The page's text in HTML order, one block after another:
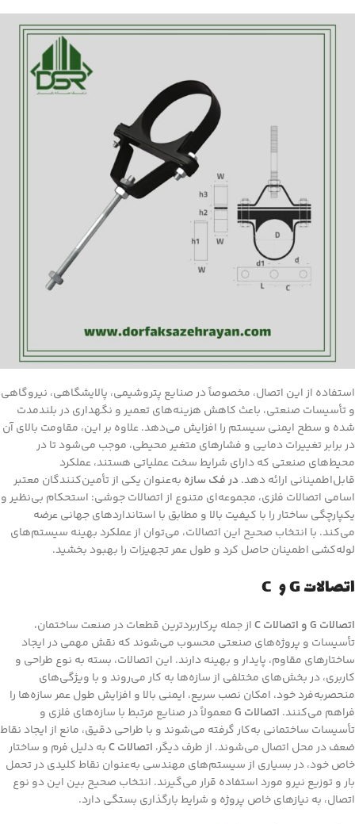
استفاده از این اتصال، مخصوصاً در صنایع پتروشیمی، پالایشگاهی، نیروگاهی
و تأسیسات صنعتی، باعث کاهش هزینه‌های تعمیر و نگهداری در بلندمدت
شده و سطح ایمنی سیستم را افزایش می‌دهد. علاوه بر این، مقاومت بالای آن
در برابر تغییرات دمایی و فشارهای متغیر محیطی، موجب می‌شود تا در
محیط‌های صنعتی که دارای شرایط سخت عملیاتی هستند، عملکرد
قابل‌اطمینانی ارائه دهد. در فک سازه به‌عنوان یکی از تأمین‌کنندگان معتبر
اسامی اتصالات فلزی، مجموعه‌ای متنوع از اتصالات جوشی: استحکام بی‌نظیر و
یکپارچگی ساختار را با کیفیت بالا و مطابق با استانداردهای جهانی عرضه
می‌کند. با انتخاب صحیح این اتصالات، می‌توان از عملکرد بهینه سیستم‌های
لوله‌کشی اطمینان حاصل کرد و طول عمر تجهیزات را بهبود بخشید.
اتصالات G و C
اتصالات G و اتصالات C
از جمله پرکاربردترین قطعات در صنعت ساختمان،
تأسیسات و پروژه‌های صنعتی محسوب می‌شوند که نقش مهمی در ایجاد
ساختارهای مقاوم، پایدار و بهینه دارند. این اتصالات، بسته به نوع طراحی و
کاربری، در بخش‌های مختلفی از سازه‌ها به کار می‌روند و با ویژگی‌های
منحصر‌به‌فرد خود، امکان نصب سریع، ایمنی بالا و افزایش طول عمر سازه‌ها را
فراهم می‌کنند. اتصالات G
معمولاً در صنایع مرتبط با سازه‌های فلزی و
تأسیسات ساختمانی به‌کار گرفته می‌شوند و با طراحی دقیق، مانع از ایجاد نقاط
ضعف در محل اتصال می‌شوند. از طرف دیگر، اتصالات C
به دلیل فرم و ساختار
خاص خود، در بسیاری از سیستم‌های مهندسی به‌عنوان نقاط کلیدی در تحمل
بار و توزیع نیرو مورد استفاده قرار می‌گیرند. انتخاب صحیح بین این دو نوع
اتصال، به نیازهای خاص پروژه و شرایط بارگذاری بستگی دارد.